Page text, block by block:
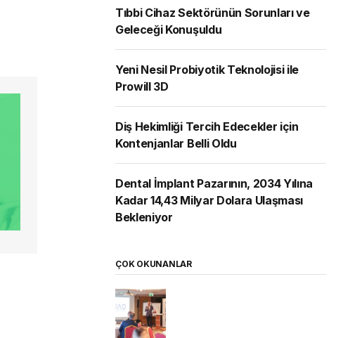
Tıbbi Cihaz Sektörünün Sorunları ve
Geleceği Konuşuldu
Yeni Nesil Probiyotik Teknolojisi ile
Prowill 3D
Diş Hekimliği Tercih Edecekler için
Kontenjanlar Belli Oldu
Dental İmplant Pazarının, 2034 Yılına
Kadar 14,43 Milyar Dolara Ulaşması
Bekleniyor
ÇOK OKUNANLAR